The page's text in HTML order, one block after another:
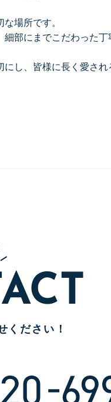
場所です。
部にまでこだわった
し、皆様に長く愛さ
ください！